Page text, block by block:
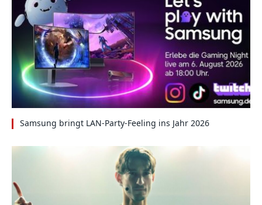
Samsung bringt LAN-Party-Feeling ins Jahr 2026